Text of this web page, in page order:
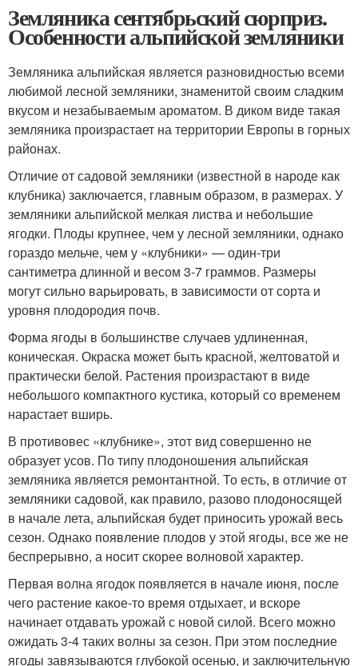
Земляника сентябрьский сюрприз.
Особенности альпийской земляники
Земляника альпийская является разновидностью всеми
любимой лесной земляники, знаменитой своим сладким
вкусом и незабываемым ароматом. В диком виде такая
земляника произрастает на территории Европы в горных
районах.
Отличие от садовой земляники (известной в народе как
клубника) заключается, главным образом, в размерах. У
земляники альпийской мелкая листва и небольшие
ягодки. Плоды крупнее, чем у лесной земляники, однако
гораздо мельче, чем у «клубники» — один-три
сантиметра длинной и весом 3-7 граммов. Размеры
могут сильно варьировать, в зависимости от сорта и
уровня плодородия почв.
Форма ягоды в большинстве случаев удлиненная,
коническая. Окраска может быть красной, желтоватой и
практически белой. Растения произрастают в виде
небольшого компактного кустика, который со временем
нарастает вширь.
В противовес «клубнике», этот вид совершенно не
образует усов. По типу плодоношения альпийская
земляника является ремонтантной. То есть, в отличие от
земляники садовой, как правило, разово плодоносящей
в начале лета, альпийская будет приносить урожай весь
сезон. Однако появление плодов у этой ягоды, все же не
беспрерывно, а носит скорее волновой характер.
Первая волна ягодок появляется в начале июня, после
чего растение какое-то время отдыхает, и вскоре
начинает отдавать урожай с новой силой. Всего можно
ожидать 3-4 таких волны за сезон. При этом последние
ягоды завязываются глубокой осенью, и заключительную